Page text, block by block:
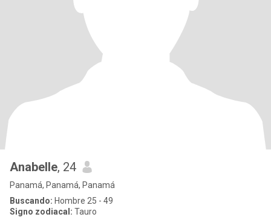
Anabelle, 24
Panamá, Panamá, Panamá
Buscando: Hombre 25 - 49
Signo zodiacal: Tauro